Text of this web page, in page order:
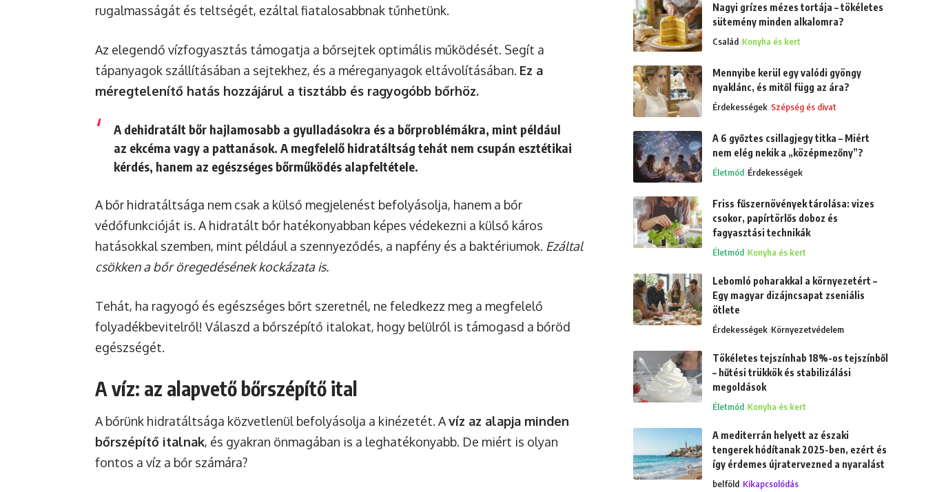
rugalmasságát és teltségét, ezáltal fiatalosabbnak tűnhetünk.
Az elegendő vízfogyasztás támogatja a bőrsejtek optimális működését. Segít a
tápanyagok szállításában a sejtekhez, és a méreganyagok eltávolításában. Ez a
méregtelenítő hatás hozzájárul a tisztább és ragyogóbb bőrhöz.
A dehidratált bőr hajlamosabb a gyulladásokra és a bőrproblémákra, mint például
az ekcéma vagy a pattanások. A megfelelő hidratáltság tehát nem csupán esztétikai
kérdés, hanem az egészséges bőrműködés alapfeltétele.
A bőr hidratáltsága nem csak a külső megjelenést befolyásolja, hanem a bőr
védőfunkcióját is. A hidratált bőr hatékonyabban képes védekezni a külső káros
hatásokkal szemben, mint például a szennyeződés, a napfény és a baktériumok. Ezáltal
csökken a bőr öregedésének kockázata is.
Tehát, ha ragyogó és egészséges bőrt szeretnél, ne feledkezz meg a megfelelő
folyadékbevitelről! Válaszd a bőrszépítő italokat, hogy belülről is támogasd a bőröd
egészségét.
A víz: az alapvető bőrszépítő ital
A bőrünk hidratáltsága közvetlenül befolyásolja a kinézetét. Avíz az alapja minden
bőrszépítő italnak, és gyakran önmagában is a leghatékonyabb. De miért is olyan
fontos a víz a bőr számára?
Nagyi grízes mézes tortája – tökéletes
sütemény minden alkalomra?
Család Konyha és kert
Mennyibe kerül egy valódi gyöngy
nyaklánc, és mitől függ az ára?
Érdekességek Szépség és divat
A 6 győztes csillagjegy titka – Miért
nem elég nekik a „középmezőny”?
Életmód Érdekességek
Friss fűszernövények tárolása: vizes
csokor, papírtörlős doboz és
fagyasztási technikák
Életmód Konyha és kert
Lebomló poharakkal a környezetért –
Egy magyar dizájncsapat zseniális
ötlete
Érdekességek Környezetvédelem
Tökéletes tejszínhab 18%-os tejszínből
– hűtési trükkök és stabilizálási
megoldások
Életmód Konyha és kert
A mediterrán helyett az északi
tengerek hódítanak 2025-ben, ezért és
így érdemes újratervezned a nyaralást
belföld Kikapcsolódás